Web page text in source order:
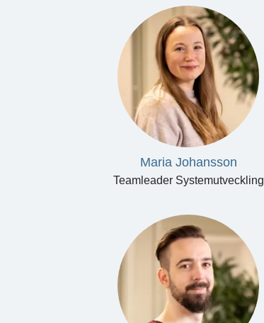
Maria Johansson
Teamleader Systemutveckling